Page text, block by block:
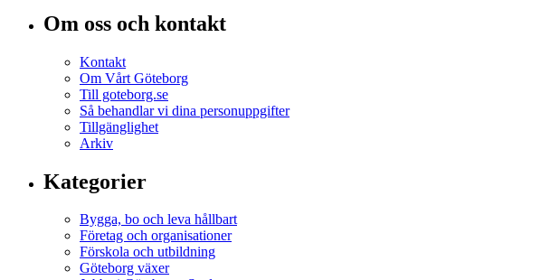
Om oss och kontakt
Kontakt
Om Vårt Göteborg
Till goteborg.se
Så behandlar vi dina personuppgifter
Tillgänglighet
Arkiv
Kategorier
Bygga, bo och leva hållbart
Företag och organisationer
Förskola och utbildning
Göteborg växer